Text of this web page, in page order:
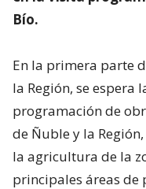
Bío.
En la primera parte
la Región, se espera
programación de
de Ñuble y la
la agricultura de la
principales áreas de